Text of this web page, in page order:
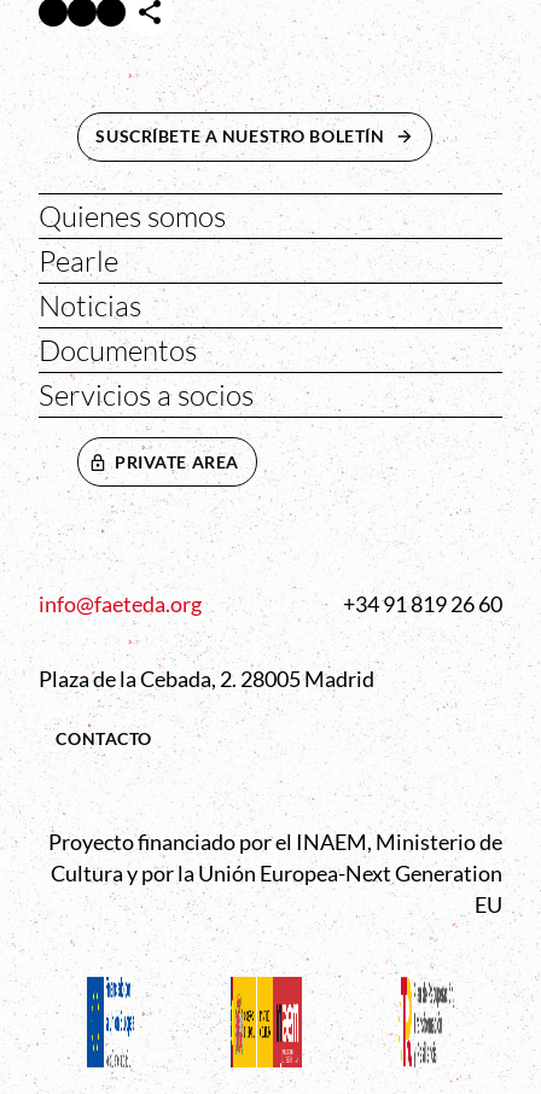
Facebook Abre en nueva ventana
Twitter Abre en nueva ventana
InstagramAbre en nueva ventana
SUSCRÍBETE A NUESTRO BOLETÍN ABRE EN NUEVA
Quienes somos
Pearle
Noticias
Documentos
Servicios a socios
PRIVATE AREA
info@faeteda.org +34 91 819 26 60
Plaza de la Cebada, 2. 28005 Madrid
CONTACTO
Proyecto financiado por el INAEM, Ministerio de
Cultura y por la Unión Europea-Next Generation
EU